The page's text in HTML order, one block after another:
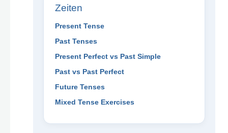
Zeiten
Present Tense
Past Tenses
Present Perfect vs Past Simple
Past vs Past Perfect
Future Tenses
Mixed Tense Exercises